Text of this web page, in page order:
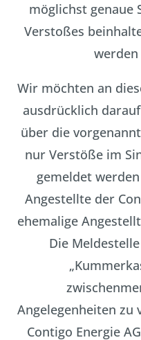
möglichst genaue
Verstoßes
Wir möchten an
ausdrücklich
über die
nur Verstöße im
gemeldet
Angestellte der
ehemalige
Die
Angelegenheiten zu
Contigo Energie